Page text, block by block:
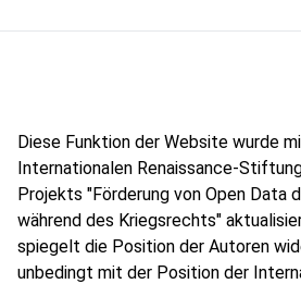
Diese Funktion der Website wurde
Internationalen Renaissance-
Projekts "Förderung von Open Data
während des Kriegsrechts"
spiegelt die Position der Autoren
unbedingt mit der Position der